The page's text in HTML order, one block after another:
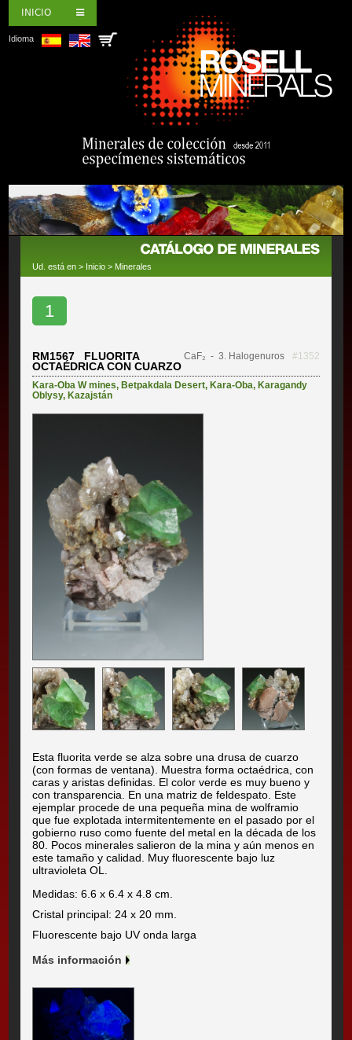
INICIO
Idioma
Ud. está en > Inicio > Minerales
1
RM1567 FLUORITA
OCTAÉDRICA CON CUARZO
CaF₂ - 3. Halogenuros #1352
Kara-Oba W mines,Betpakdala Desert,Kara-Oba,Karagandy
Oblysy,Kazajstán
Esta fluorita verde se alza sobre una drusa de cuarzo
(con formas de ventana). Muestra forma octaédrica, con
caras y aristas definidas. El color verde es muy bueno y
con transparencia. En una matriz de feldespato. Este
ejemplar procede de una pequeña mina de wolframio
que fue explotada intermitentemente en el pasado por el
gobierno ruso como fuente del metal en la década de los
80. Pocos minerales salieron de la mina y aún menos en
este tamaño y calidad. Muy fluorescente bajo luz
ultravioleta OL.
Medidas: 6.6 x 6.4 x 4.8 cm.
Cristal principal: 24 x 20 mm.
Fluorescente bajo UV onda larga
Más información